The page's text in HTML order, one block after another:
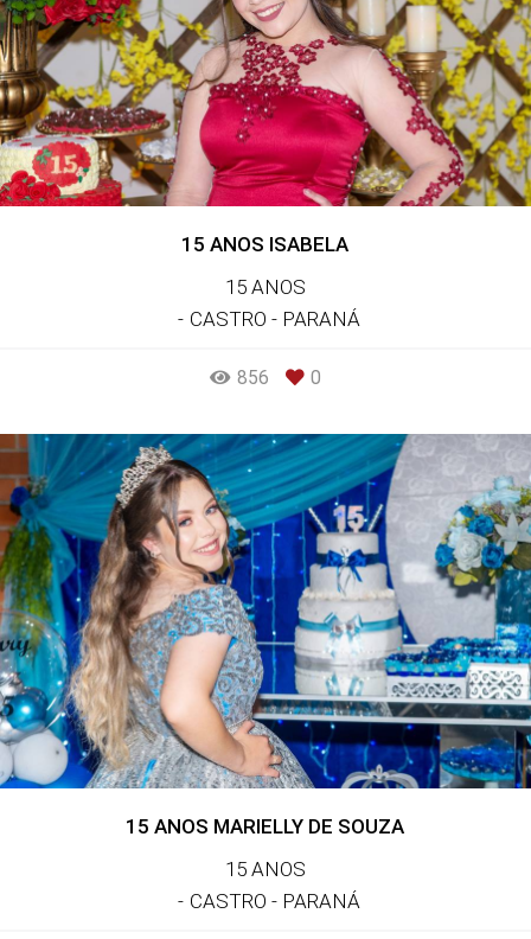
15 ANOS ISABELA
15 ANOS
CASTRO - PARANÁ
856 0
15 ANOS MARIELLY DE SOUZA
15 ANOS
CASTRO - PARANÁ